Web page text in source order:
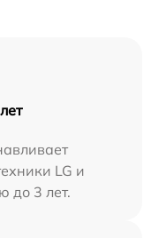
LG и
до 3 лет.